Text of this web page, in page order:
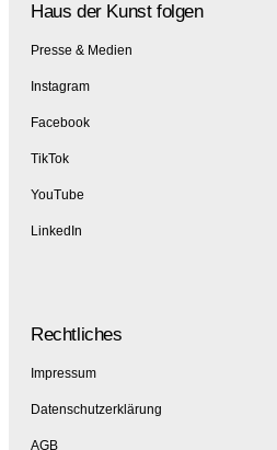
Haus der Kunst folgen
Presse & Medien
Instagram
Facebook
TikTok
YouTube
LinkedIn
Rechtliches
Impressum
Datenschutzerklärung
AGB